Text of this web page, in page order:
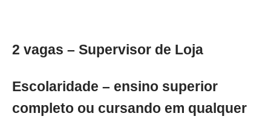
2 vagas – Supervisor de Loja
Escolaridade – ensino superior
completo ou cursando em qualquer